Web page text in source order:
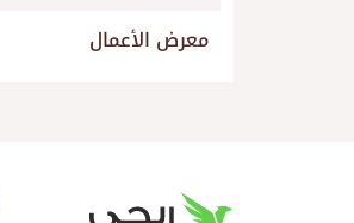
معرض الأعمال